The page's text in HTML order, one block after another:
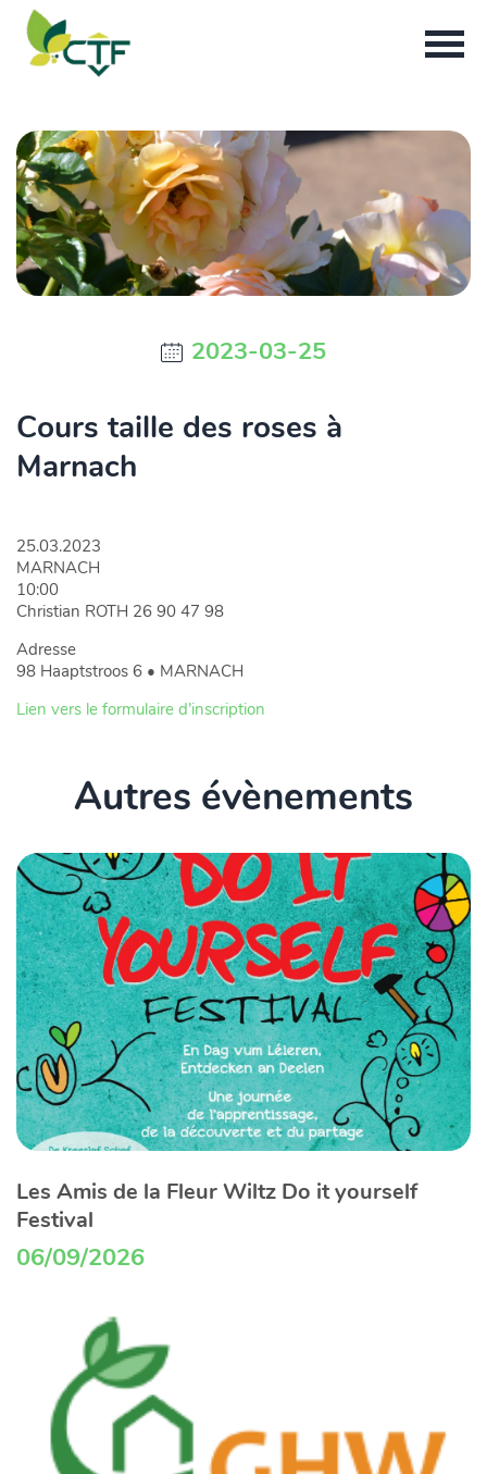
2023-03-25
Cours taille des roses à
Marnach
25.03.2023
MARNACH
10:00
Christian ROTH 26 90 47 98
Adresse
98 Haaptstroos 6 • MARNACH
Lien vers le formulaire d’inscription
Autres évènements
Les Amis de la Fleur Wiltz Do it yourself
Festival
06/09/2026